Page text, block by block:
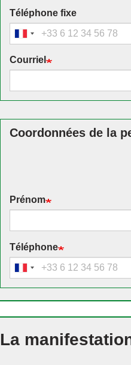
Téléphone fixe
Courriel
Coordonnées de la
Prénom
Téléphone
La